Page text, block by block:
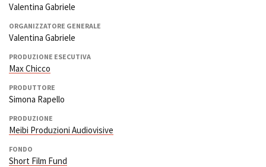
Valentina Gabriele
ORGANIZZATORE GENERALE
Valentina Gabriele
PRODUZIONE ESECUTIVA
Max Chicco
PRODUTTORE
Simona Rapello
PRODUZIONE
Meibi Produzioni Audiovisive
FONDO
Short Film Fund